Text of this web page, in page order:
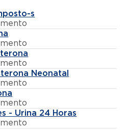
s
Neonatal
- Urina 24 Horas